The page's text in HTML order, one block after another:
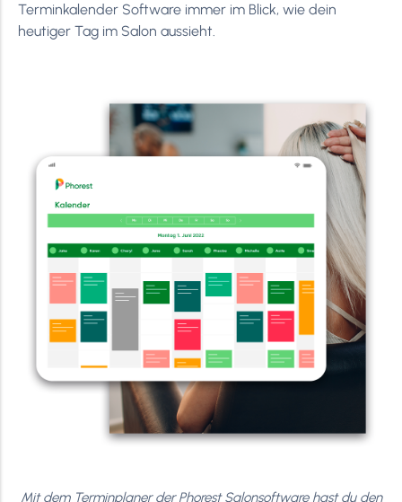
Terminkalender Software immer im Blick, wie dein
heutiger Tag im Salon aussieht.
Mit dem Terminplaner der Phorest Salonsoftware hast du den